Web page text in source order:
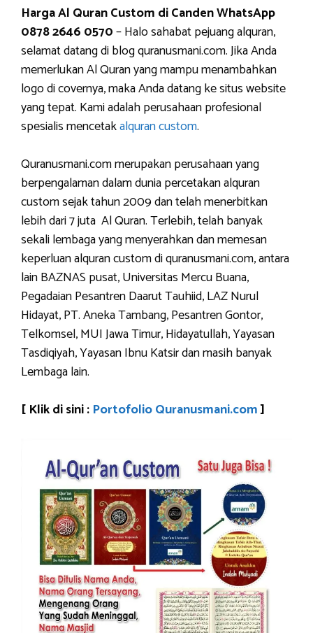
Harga Al Quran Custom di Canden WhatsApp
0878 2646 0570– Halo sahabat pejuang alquran,
selamat datang di blog quranusmani.com. Jika Anda
memerlukan Al Quran yang mampu menambahkan
logo di covernya, maka Anda datang ke situs website
yang tepat. Kami adalah perusahaan profesional
spesialis mencetakalquran custom.
Quranusmani.com merupakan perusahaan yang
berpengalaman dalam dunia percetakan alquran
custom sejak tahun 2009 dan telah menerbitkan
lebih dari 7 juta Al Quran. Terlebih, telah banyak
sekali lembaga yang menyerahkan dan memesan
keperluan alquran custom di quranusmani.com, antara
lain BAZNAS pusat, Universitas Mercu Buana,
Pegadaian Pesantren Daarut Tauhiid, LAZ Nurul
Hidayat, PT. Aneka Tambang, Pesantren Gontor,
Telkomsel, MUI Jawa Timur, Hidayatullah, Yayasan
Tasdiqiyah, Yayasan Ibnu Katsir dan masih banyak
Lembaga lain.
[ Klik di sini : Portofolio Quranusmani.com]